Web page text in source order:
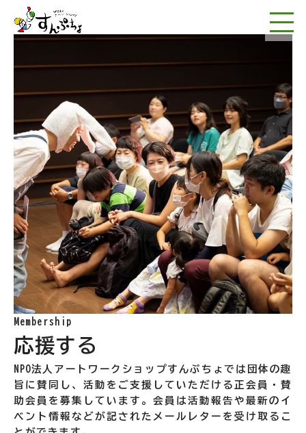
NPO法人アートワー
Membership
応援する
NPO法人アートワークショップすんぷちょでは団体の趣
旨に賛同し、活動をご支援していただける正会員・賛
助会員を募集しています。会員は活動報告や最新のイ
ベント情報などが記されたメールレターを受け取るこ